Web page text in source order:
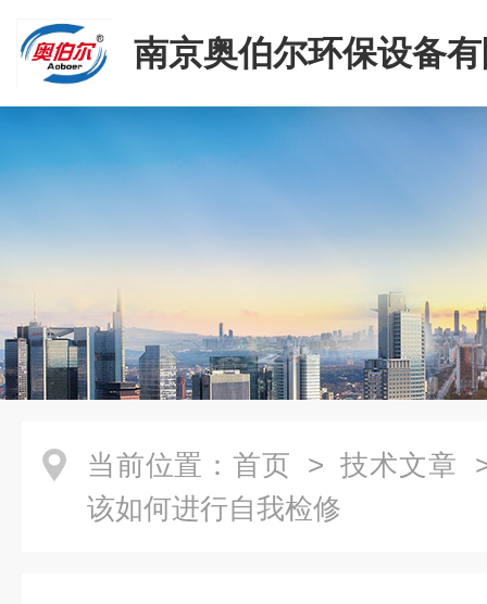
南京奥伯尔环保设备
当前位置： 首页 > 技术文章
该如何进行自我检修